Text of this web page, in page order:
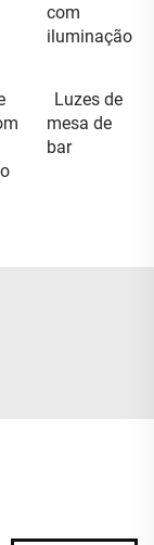
com
iluminação
Luzes de
mesa de
bar